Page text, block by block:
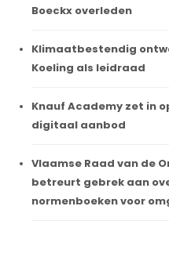
Boeckx overleden
Klimaatbestendig
Koeling als leidraad
Knauf Academy zet in
digitaal aanbod
Vlaamse Raad van de
betreurt gebrek aan
normenboeken voor